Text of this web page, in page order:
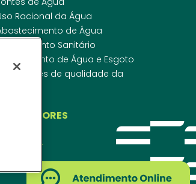
Racional da Água
de Água
Esgotamento Sanitário
Regulamento de Água e Esgoto
Indicadores de qualidade da
INVESTIDORES
WEBMAIL